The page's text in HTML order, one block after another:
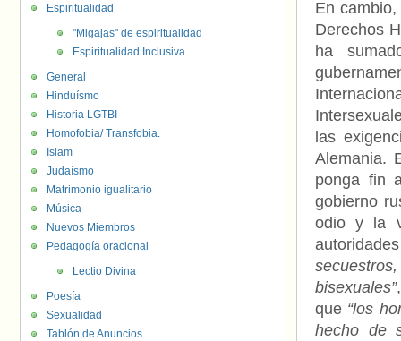
En
Derechos
ha
las
Alemania.
ponga fin
gobierno
odio y la
bisexuales”
que “los
hecho de
Espiritualidad
"Migajas" de espiritualidad
Espiritualidad Inclusiva
General
Hinduísmo
Historia LGTBI
Homofobia/ Transfobia.
Islam
Judaísmo
Matrimonio igualitario
Música
Nuevos Miembros
Pedagogía oracional
Lectio Divina
Poesía
Sexualidad
Tablón de Anuncios